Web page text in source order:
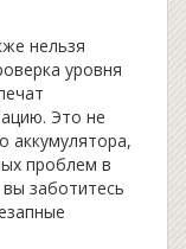
нельзя
уровня
Это не
аккумулятора,
проблем в
заботитесь